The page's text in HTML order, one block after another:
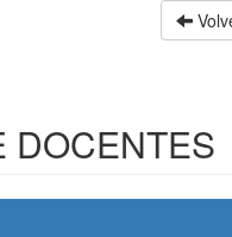
DOCENTES